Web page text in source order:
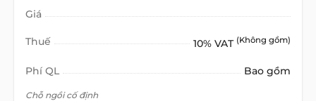
Giá
Thuế 10% VAT (Không gồm)
Phí QL Bao gồm
Chỗ ngồi cố định